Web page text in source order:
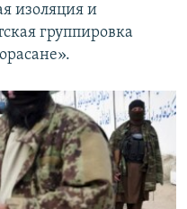
изоляция и
группировка